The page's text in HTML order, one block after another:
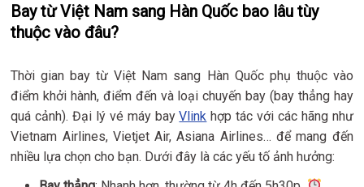
Bay từ Việt Nam sang Hàn Quốc bao lâu tùy
thuộc vào đâu?
Thời gian bay từ Việt Nam sang Hàn Quốc phụ thuộc vào
điểm khởi hành, điểm đến và loại chuyến bay (bay thẳng hay
quá cảnh). Đại lý vé máy bayVlink hợp tác với các hãng như
Vietnam Airlines, Vietjet Air, Asiana Airlines… để mang đến
nhiều lựa chọn cho bạn. Dưới đây là các yếu tố ảnh hưởng: